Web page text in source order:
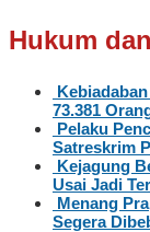
Hukum
73.381
Pelaku
Satreskrim
Kejagung
Usai Jadi
Menang
Segera